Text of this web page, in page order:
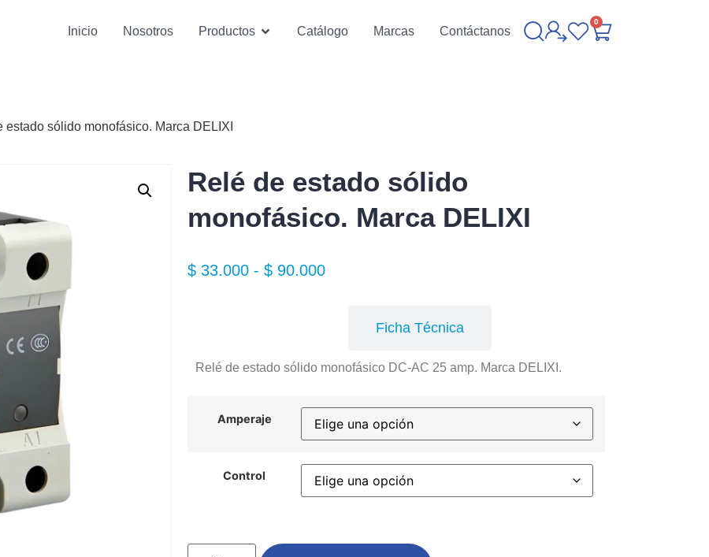
Inicio Nosotros Productos Catálogo Marcas Contáctanos
0
estado sólido monofásico. Marca DELIXI
Relé de estado sólido
monofásico. Marca DELIXI
$ 33.000 - $ 90.000
Ficha Técnica
Relé de estado sólido monofásico DC-AC 25 amp. Marca DELIXI.
Amperaje
Control